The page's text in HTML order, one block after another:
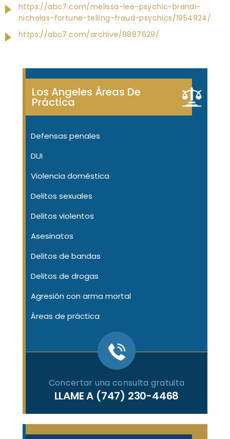
https://abc7.com/melissa-lee-psychic-brandi-
nicholas-fortune-telling-fraud-psychics/1954924/
https://abc7.com/archive/8887629/
Los Angeles Áreas De
Práctica
Defensas penales
DUI
Violencia doméstica
Delitos sexuales
Delitos violentos
Asesinatos
Delitos de bandas
Delitos de drogas
Agresión con arma mortal
Áreas de práctica
Concertar una consulta gratuita
LLAME A (747) 230-4468